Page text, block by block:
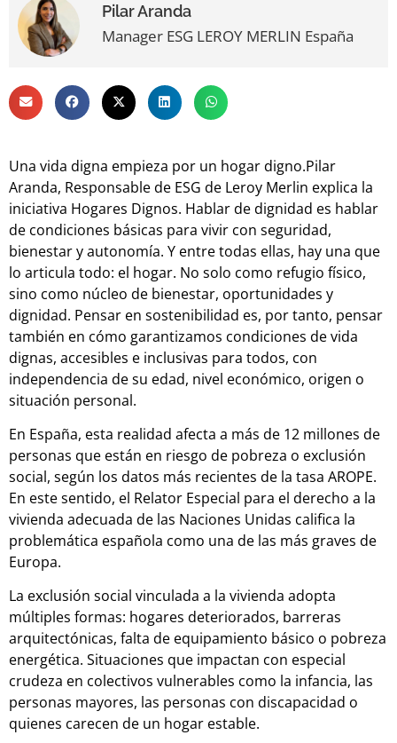
Pilar Aranda
Manager ESG LEROY MERLIN España
Una vida digna empieza por un hogar digno.Pilar
Aranda, Responsable de ESG de Leroy Merlin explica la
iniciativa Hogares Dignos. Hablar de dignidad es hablar
de condiciones básicas para vivir con seguridad,
bienestar y autonomía. Y entre todas ellas, hay una que
lo articula todo: el hogar. No solo como refugio físico,
sino como núcleo de bienestar, oportunidades y
dignidad. Pensar en sostenibilidad es, por tanto, pensar
también en cómo garantizamos condiciones de vida
dignas, accesibles e inclusivas para todos, con
independencia de su edad, nivel económico, origen o
situación personal.
En España, esta realidad afecta a más de 12 millones de
personas que están en riesgo de pobreza o exclusión
social, según los datos más recientes de la tasa AROPE.
En este sentido, el Relator Especial para el derecho a la
vivienda adecuada de las Naciones Unidas califica la
problemática española como una de las más graves de
Europa.
La exclusión social vinculada a la vivienda adopta
múltiples formas: hogares deteriorados, barreras
arquitectónicas, falta de equipamiento básico o pobreza
energética. Situaciones que impactan con especial
crudeza en colectivos vulnerables como la infancia, las
personas mayores, las personas con discapacidad o
quienes carecen de un hogar estable.